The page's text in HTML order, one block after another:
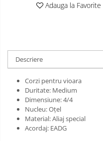
Triole / Melodica
Trompete Bb
Trompete C
Trompete de buzunar
Trompete piccolo
Adauga la Favorite
Descriere
Corzi pentru vioara
Duritate: Medium
Dimensiune: 4/4
Nucleu: Oțel
Material: Aliaj special
Acordaj: EADG